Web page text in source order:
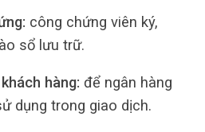
công chứng viên ký,
sổ lưu trữ.
hàng: để ngân hàng
dụng trong giao dịch.